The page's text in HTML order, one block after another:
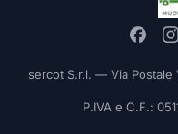
sercot S.r.l. — Via
P.IVA e C.F.: